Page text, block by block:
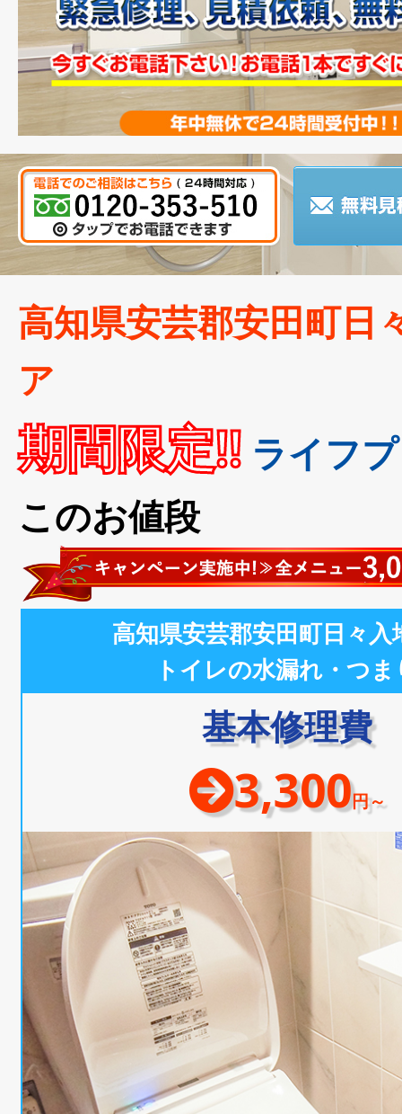
高知県安芸郡安田町日
ア
期間限定!! ライフ
このお値段
高知県安芸郡安田町日々入
トイレの水漏れ・つま
基本修理費
3,300円～